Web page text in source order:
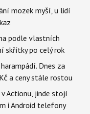
mozek myší, u lidí
podle vlastních
skřítky po celý rok
Dnes za
a ceny stále rostou
Actionu, jinde stojí
i Android telefony